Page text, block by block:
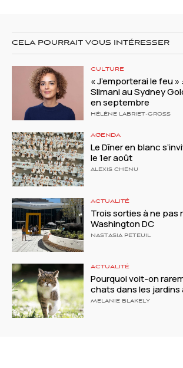
CELA POURRAIT VOUS INTÉRESSER
CULTURE
« J’emporterai le feu »
Slimani au Sydney
en septembre
HÉLÈNE LABRIET-GROSS
AGENDA
Le Dîner en blanc
le 1er août
ALEXIS CHENU
ACTUALITÉ
Trois sorties à ne pas
Washington DC
NASTASIA PETEUIL
ACTUALITÉ
Pourquoi voit-on
chats dans les jardins
MELANIE BLAKELY